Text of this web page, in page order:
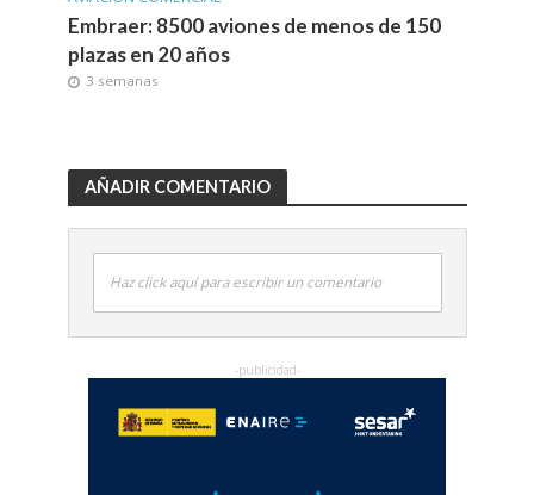
Embraer: 8500 aviones de menos de 150
plazas en 20 años
3 semanas
AÑADIR COMENTARIO
Haz click aquí para escribir un comentario